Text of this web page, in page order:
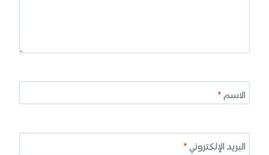
الاسم*
البريد الإلكتروني*